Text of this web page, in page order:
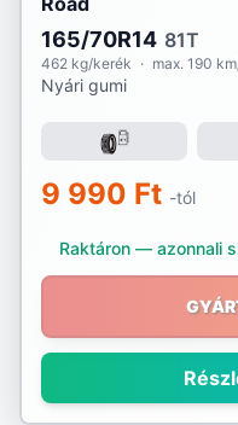
165/70R14 81T
462 kg/kerék · max. 190
Nyári gumi
9 990 Ft -tól
Raktáron — azonnali